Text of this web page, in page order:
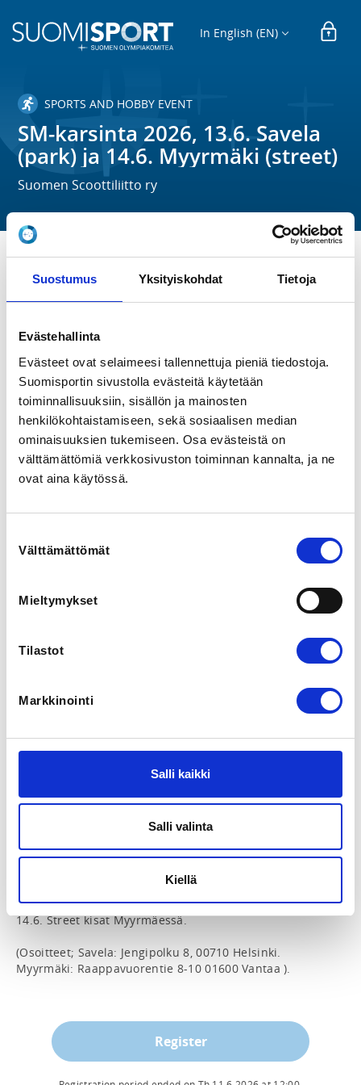
Suostumus Yksityiskohdat Tietoja
Evästehallinta
Evästeet ovat selaimeesi tallennettuja pieniä tiedostoja.
Suomisportin sivustolla evästeitä käytetään
toiminnallisuuksiin, sisällön ja mainosten
henkilökohtaistamiseen, sekä sosiaalisen median
ominaisuuksien tukemiseen. Osa evästeistä on
välttämättömiä verkkosivuston toiminnan kannalta, ja ne
ovat aina käytössä.
valinta
Välttämättömät
Mieltymykset
Tilastot
Markkinointi
Salli kaikki
Salli valinta
Kiellä
In English (EN)
SPORTS AND HOBBY EVENT
SM-karsinta 2026, 13.6. Savela
(park) ja 14.6. Myyrmäki (street)
Suomen Scoottiliitto ry
TIME
LOCATION
Lauantai: Savelan Skeittipuisto. Sunnuntai: Myyrmäen
skeittipuito
LOCALITY
Helsinki
SPORTS
REGISTRATION PERIOD
PRICES
EI JÄSEN kisailmoittautuminen molemmat sarjat 35,00 €
JÄSEN molemmat kisasarjat kisailmoittautuminen 30,00
Kilpailet molemmissa kisasarjoissa (street ja park).
ADDITIONAL INFORMATION
0452757845
2026 SM-kisojen karsintakilpailut Savelassa ja
Lauantaina 13.6. Park kisat Savelassa ja Sunnuntaina
14.6. Street kisat Myyrmäessä.
(Osoitteet; Savela: Jengipolku 8, 00710 Helsinki.
Myyrmäki: Raappavuorentie 8-10 01600 Vantaa ).
Register